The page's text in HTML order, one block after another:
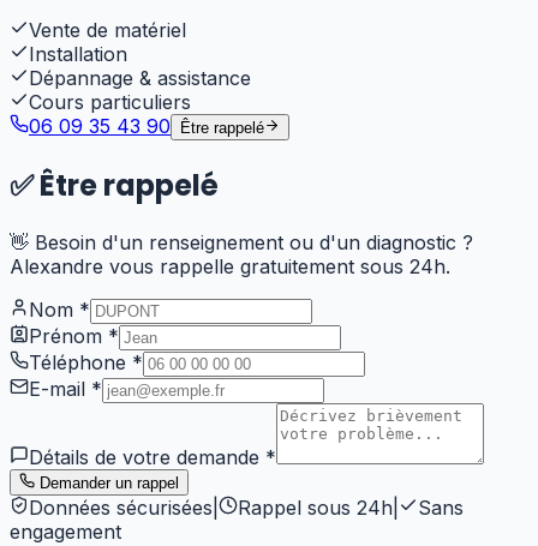
Vente de matériel
Installation
Dépannage & assistance
Cours particuliers
06 09 35 43 90
Être rappelé
✅Être rappelé
👋 Besoin d'un renseignement ou d'un diagnostic ?
Alexandre vous rappelle gratuitement sous 24h.
Nom *
Prénom *
Téléphone *
E-mail *
Détails de votre demande *
Demander un rappel
Données sécurisées Rappel sous 24h
Sans
engagement